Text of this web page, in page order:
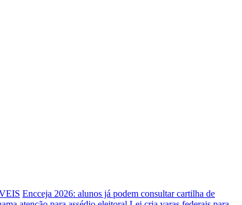
Encceja 2026: alunos já podem consultar cartilha de